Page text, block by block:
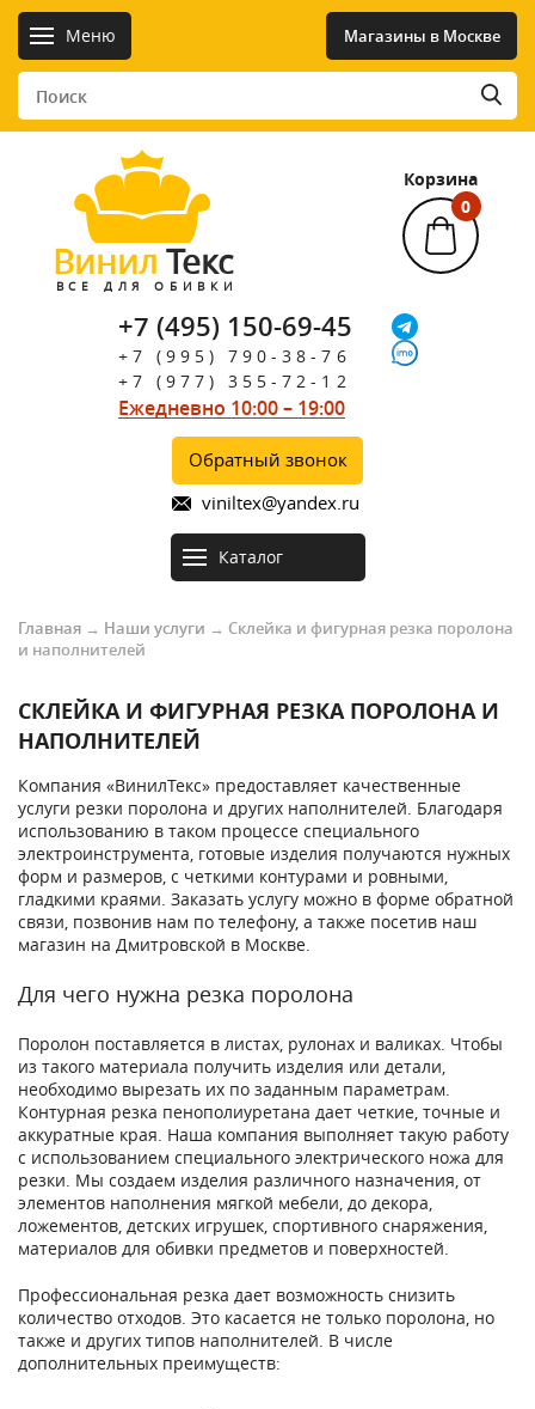
Меню Магазины в Москве
Винил Текс
ВСЕ ДЛЯ ОБИВКИ
+7 (495) 150-69-45
+7 (995) 790-38-76
+7 (977) 355-72-12
Ежедневно 10:00 – 19:00
Обратный звонок
viniltex@yandex.ru
Корзина
0
Каталог
Главная → Наши услуги → Склейка и фигурная резка поролона
и наполнителей
СКЛЕЙКА И ФИГУРНАЯ РЕЗКА ПОРОЛОНА И
НАПОЛНИТЕЛЕЙ
Компания «ВинилТекс» предоставляет качественные
услуги резки поролона и других наполнителей. Благодаря
использованию в таком процессе специального
электроинструмента, готовые изделия получаются нужных
форм и размеров, с четкими контурами и ровными,
гладкими краями. Заказать услугу можно в форме обратной
связи, позвонив нам по телефону, а также посетив наш
магазин на Дмитровской в Москве.
Для чего нужна резка поролона
Поролон поставляется в листах, рулонах и валиках. Чтобы
из такого материала получить изделия или детали,
необходимо вырезать их по заданным параметрам.
Контурная резка пенополиуретана дает четкие, точные и
аккуратные края. Наша компания выполняет такую работу
с использованием специального электрического ножа для
резки. Мы создаем изделия различного назначения, от
элементов наполнения мягкой мебели, до декора,
ложементов, детских игрушек, спортивного снаряжения,
материалов для обивки предметов и поверхностей.
Профессиональная резка дает возможность снизить
количество отходов. Это касается не только поролона, но
также и других типов наполнителей. В числе
дополнительных преимуществ: